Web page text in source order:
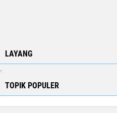
LAYANG
.
TOPIK POPULER